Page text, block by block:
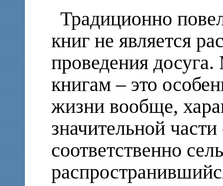
Традиционно
книг не является
проведения
книгам – это
жизни вообще,
значительной
соответственно